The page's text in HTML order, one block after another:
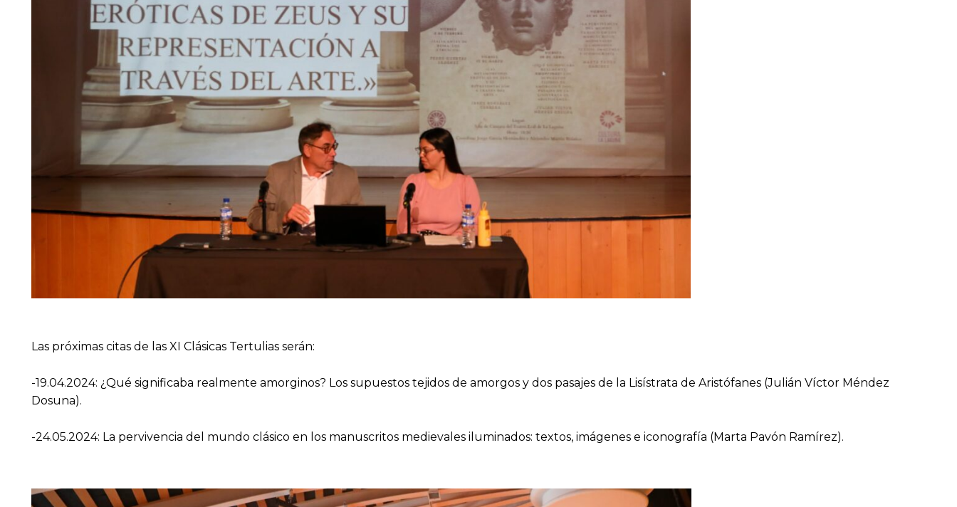
Las próximas citas de las XI Clásicas Tertulias serán:
-19.04.2024: ¿Qué significaba realmente amorginos? Los supuestos tejidos de amorgos y dos pasajes de la Lisístrata de Aristófanes (Julián Víctor Méndez
Dosuna).
-24.05.2024: La pervivencia del mundo clásico en los manuscritos medievales iluminados: textos, imágenes e iconografía (Marta Pavón Ramírez).